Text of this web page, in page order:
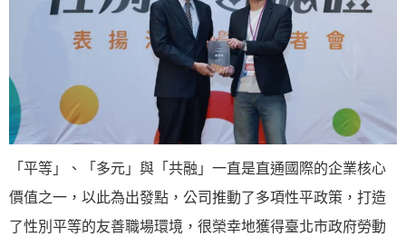
「平等」、「多元」與「共融」一直是直通國際的企業核心
價值之一，以此為出發點，公司推動了多項性平政策，打造
了性別平等的友善職場環境，很榮幸地獲得臺北市政府勞動